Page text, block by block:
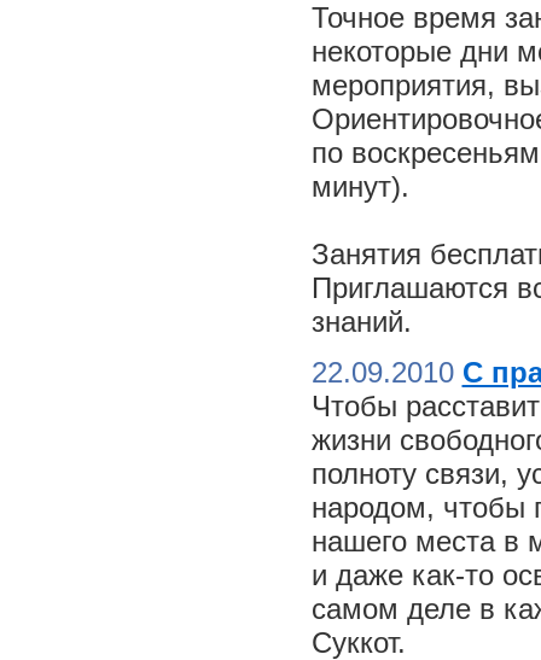
Точное время
некоторые дни
мероприятия,
по
минут).
Занятия
Приглашаются
знаний.
22.09.2010 С
Чтобы
жизни
полноту связи,
народом, чтобы
нашего места в
и даже как-то
самом деле в
Суккот.